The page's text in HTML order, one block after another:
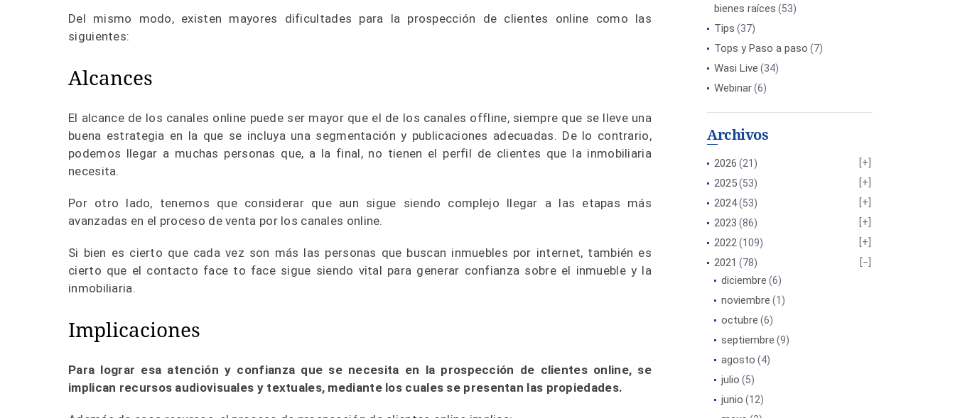
Del mismo modo, existen mayores dificultades para la prospección de clientes online como las
siguientes:
Alcances
El alcance de los canales online puede ser mayor que el de los canales offline, siempre que se lleve una
buena estrategia en la que se incluya una segmentación y publicaciones adecuadas. De lo contrario,
podemos llegar a muchas personas que, a la final, no tienen el perfil de clientes que la inmobiliaria
necesita.
Por otro lado, tenemos que considerar que aun sigue siendo complejo llegar a las etapas más
avanzadas en el proceso de venta por los canales online.
Si bien es cierto que cada vez son más las personas que buscan inmuebles por internet, también es
cierto que el contacto face to face sigue siendo vital para generar confianza sobre el inmueble y la
inmobiliaria.
Implicaciones
Para lograr esa atención y confianza que se necesita en la prospección de clientes online, se
implican recursos audiovisuales y textuales, mediante los cuales se presentan las propiedades.
bienes raíces (53)
Tips (37)
Tops y Paso a paso (7)
Wasi Live (34)
Webinar(6)
Archivos
2026 (21)
2025(53)
2024(53)
2023 (86)
2022(109)
2021 (78)
diciembre (6)
noviembre (1)
octubre (6)
septiembre (9)
agosto (4)
julio (5)
junio (12)